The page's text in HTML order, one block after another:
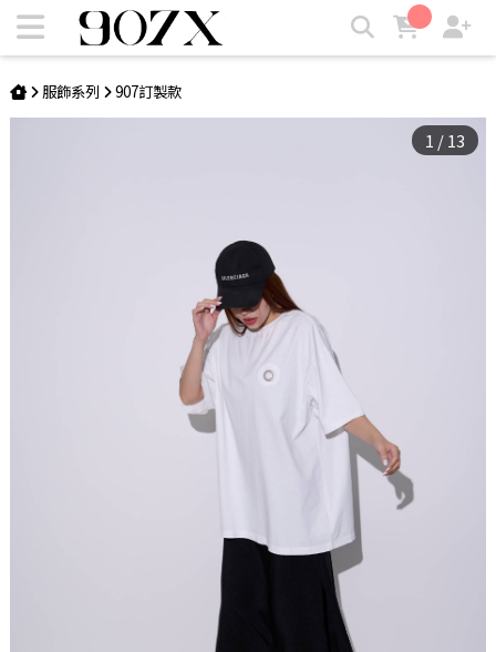
Adaptable Wear棉T | 907X
服飾系列 907訂製款
1 /13